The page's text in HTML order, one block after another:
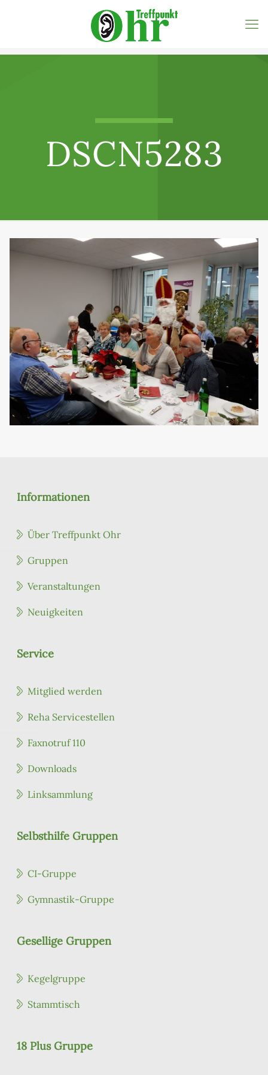
DSCN5283
Informationen
Über Treffpunkt Ohr
Gruppen
Veranstaltungen
Neuigkeiten
Service
Mitglied werden
Reha Servicestellen
Faxnotruf 110
Downloads
Linksammlung
Selbsthilfe Gruppen
CI-Gruppe
Gymnastik-Gruppe
Gesellige Gruppen
Kegelgruppe
Stammtisch
18 Plus Gruppe